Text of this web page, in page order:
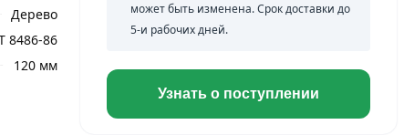
Дерево
8486-86
120 мм
может быть изменена. Срок доставки до
5-и рабочих дней.
Узнать о поступлении